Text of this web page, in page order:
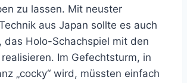
zu lassen. Mit neuster
aus Japan sollte es auch
das Holo-Schachspiel mit den
Im Gefechtsturm, in
„cocky“ wird, müssten einfach